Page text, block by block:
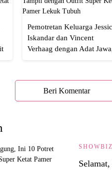
Pemotretan Keluarga
Iskandar dan Vincent
Verhaag dengan Adat
Beri Komentar
SHOWBIZ